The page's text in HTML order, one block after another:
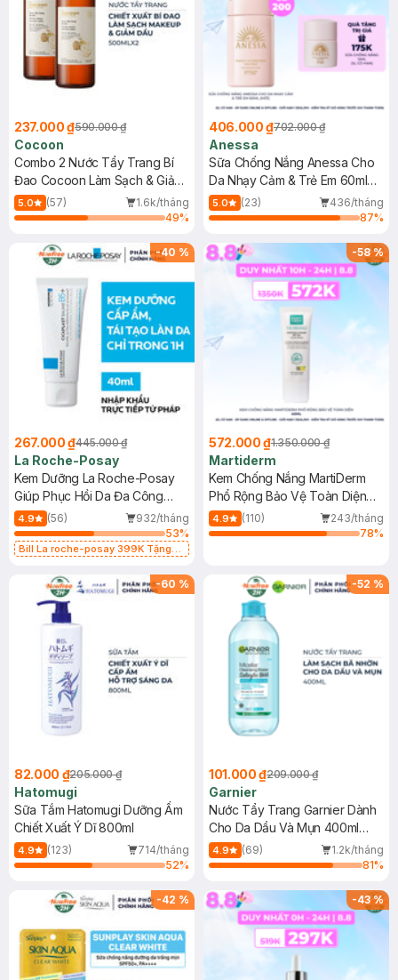
237.000 ₫590.000 ₫
Cocoon
Combo 2 Nước Tẩy Trang Bí
Đao Cocoon Làm Sạch & Giảm
Dầu 500ml
5.0 (57)
1.6k/tháng
49%
406.000 ₫702.000 ₫
Anessa
Sữa Chống Nắng Anessa Cho
Da Nhạy Cảm & Trẻ Em 60ml
(Mới)
5.0 (23)
436/tháng
87%
-40 %
267.000 ₫445.000 ₫
La Roche-Posay
Kem Dưỡng La Roche-Posay
Giúp Phục Hồi Da Đa Công
Dụng 40ml
4.9 (56)
932/tháng
53%
Bill La roche-posay 399K Tặng
(SL có hạn)
-58%
572.000 ₫1.350.000 ₫
Martiderm
Kem Chống Nắng MartiDerm
Phổ Rộng Bảo Vệ Toàn Diện
40ml
4.9 (110)
243/tháng
78%
-60 %
82.000 ₫205.000 ₫
Hatomugi
Sữa Tắm Hatomugi Dưỡng Ẩm
Chiết Xuất Ý Dĩ 800ml
4.9 (123)
714/tháng
52%
-52 %
101.000 ₫209.000 ₫
Garnier
Nước Tẩy Trang Garnier Dành
Cho Da Dầu Và Mụn 400ml
(Mới)
4.9 (69)
1.2k/tháng
81%
-42 % -43%